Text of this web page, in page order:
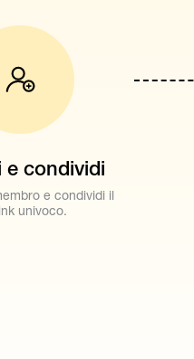
e condividi
e condividi il
univoco.